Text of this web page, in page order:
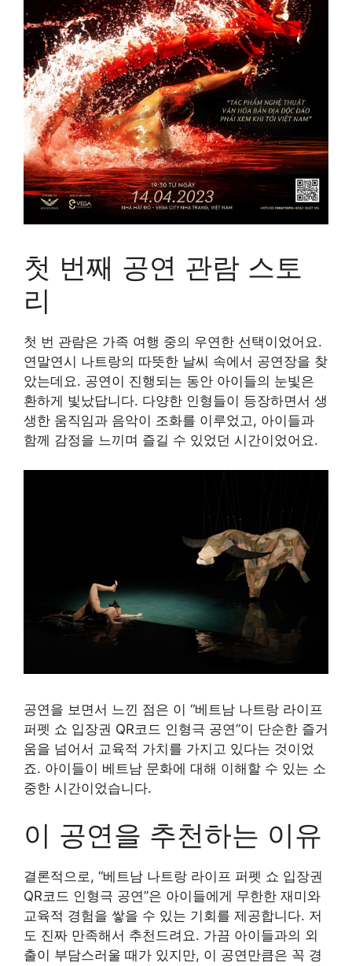
첫 번째 공연 관람 스토
리
첫 번 관람은 가족 여행 중의 우연한 선택이었어요.
연말연시 나트랑의 따뜻한 날씨 속에서 공연장을 찾
았는데요. 공연이 진행되는 동안 아이들의 눈빛은
환하게 빛났답니다. 다양한 인형들이 등장하면서 생
생한 움직임과 음악이 조화를 이루었고, 아이들과
함께 감정을 느끼며 즐길 수 있었던 시간이었어요.
공연을 보면서 느낀 점은 이 “베트남 나트랑 라이프
퍼펫 쇼 입장권 QR코드 인형극 공연”이 단순한 즐거
움을 넘어서 교육적 가치를 가지고 있다는 것이었
죠. 아이들이 베트남 문화에 대해 이해할 수 있는 소
중한 시간이었습니다.
이 공연을 추천하는 이유
결론적으로, “베트남 나트랑 라이프 퍼펫 쇼 입장권
QR코드 인형극 공연”은 아이들에게 무한한 재미와
교육적 경험을 쌓을 수 있는 기회를 제공합니다. 저
도 진짜 만족해서 추천드려요. 가끔 아이들과의 외
출이 부담스러울 때가 있지만, 이 공연만큼은 꼭 경